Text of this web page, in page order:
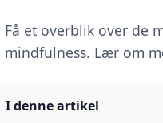
Få et overblik over de
mindfulness. Lær om
I denne artikel